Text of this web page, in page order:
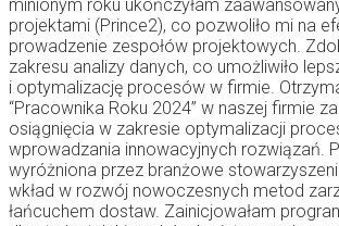
minionym roku ukończyłam
projektami (Prince2), co pozwoliło mi na
prowadzenie zespołów projektowych.
zakresu analizy danych, co umożliwiło
i optymalizację procesów w firmie.
“Pracownika Roku 2024” w naszej firmie
osiągnięcia w zakresie optymalizacji
wprowadzania innowacyjnych rozwiązań.
wyróżniona przez branżowe
wkład w rozwój nowoczesnych metod
łańcuchem dostaw. Zainicjowałam